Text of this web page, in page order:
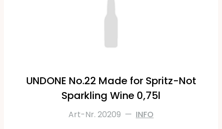
UNDONE No.22 Made for Spritz-Not
Sparkling Wine 0,75l
Art-Nr. 20209 — INFO